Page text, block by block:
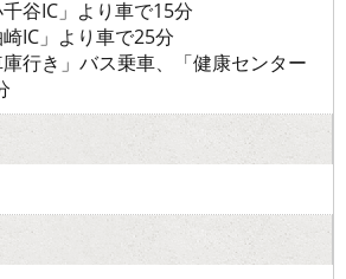
谷IC」より車で15分
IC」より車で25分
行き」バス乗車、「健康センター